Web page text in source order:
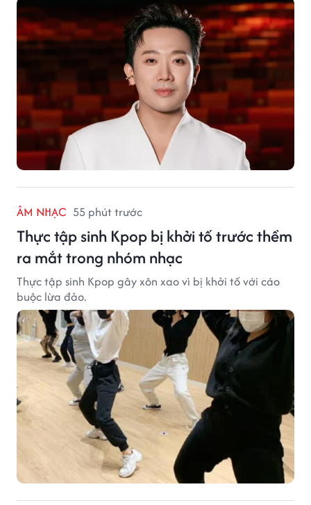
ÂM NHẠC 55 phút trước
Thực tập sinh Kpop bị khởi tố trước thềm
ra mắt trong nhóm nhạc
Thực tập sinh Kpop gây xôn xao vì bị khởi tố với cáo
buộc lừa đảo.